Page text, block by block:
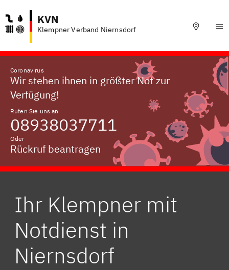
KVN
Klempner Verband Niernsdorf
Coronavirus
Wir stehen ihnen in größter Not zur
Verfügung!
Rufen Sie uns an
08938037711
Oder
Rückruf beantragen
Ihr Klempner mit
Notdienst in
Niernsdorf